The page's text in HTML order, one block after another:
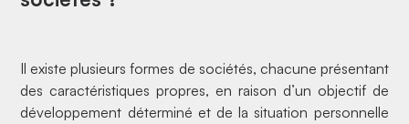
Il existe plusieurs formes de sociétés, chacune présentant
des caractéristiques propres, en raison d’un objectif de
développement déterminé et de la situation personnelle